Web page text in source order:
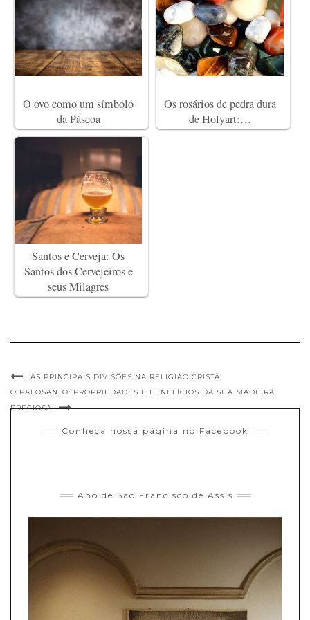
O ovo como um símbolo
da Páscoa
Os rosários de pedra dura
de Holyart:…
Santos e Cerveja: Os
Santos dos Cervejeiros e
seus Milagres
AS PRINCIPAIS DIVISÕES NA RELIGIÃO CRISTÃ
O PALOSANTO: PROPRIEDADES E BENEFÍCIOS DA SUA MADEIRA
PRECIOSA
Conheça nossa página no Facebook
Ano de São Francisco de Assis